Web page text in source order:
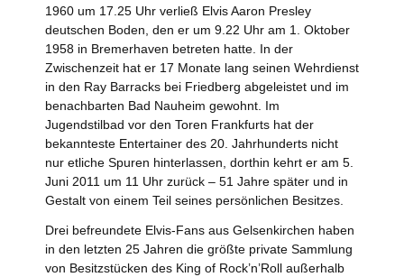
1960 um 17.25 Uhr verließ Elvis Aaron Presley
deutschen Boden, den er um 9.22 Uhr am 1. Oktober
1958 in Bremerhaven betreten hatte. In der
Zwischenzeit hat er 17 Monate lang seinen Wehrdienst
in den Ray Barracks bei Friedberg abgeleistet und im
benachbarten Bad Nauheim gewohnt. Im
Jugendstilbad vor den Toren Frankfurts hat der
bekannteste Entertainer des 20. Jahrhunderts nicht
nur etliche Spuren hinterlassen, dorthin kehrt er am 5.
Juni 2011 um 11 Uhr zurück – 51 Jahre später und in
Gestalt von einem Teil seines persönlichen Besitzes.
Drei befreundete Elvis-Fans aus Gelsenkirchen haben
in den letzten 25 Jahren die größte private Sammlung
von Besitzstücken des King of Rock’n’Roll außerhalb